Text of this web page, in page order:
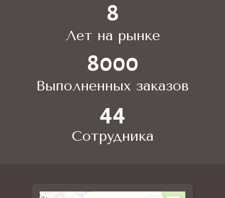
8
Лет на рынке
8000
Выполненных заказов
44
Сотрудника